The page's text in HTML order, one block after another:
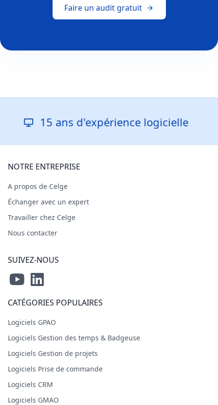
Faire un audit gratuit
ans d'expérience logicielle
NOTRE ENTREPRISE
A propos de Celge
Échanger avec un expert
Travailler chez Celge
Nous contacter
SUIVEZ-NOUS
CATÉGORIES POPULAIRES
Logiciels GPAO
Logiciels Gestion des temps & Badgeuse
Logiciels Gestion de projets
Logiciels Prise de commande
Logiciels CRM
Logiciels GMAO